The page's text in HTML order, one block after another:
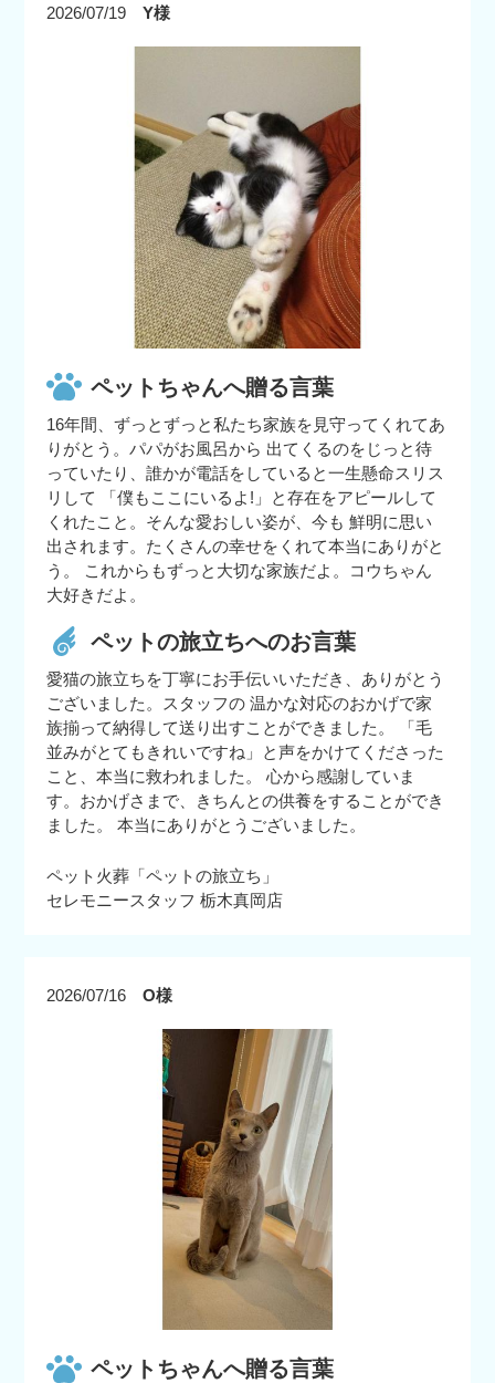
2026/07/19 Y様
ペットちゃんへ贈る言葉
16年間、ずっとずっと私たち家族を見守ってくれてあ
りがとう。パパがお風呂から 出てくるのをじっと待
っていたり、誰かが電話をしていると一生懸命スリス
リして 「僕もここにいるよ!」と存在をアピールして
くれたこと。そんな愛おしい姿が、今も 鮮明に思い
出されます。たくさんの幸せをくれて本当にありがと
う。 これからもずっと大切な家族だよ。コウちゃん
大好きだよ。
ペットの旅立ちへのお言葉
愛猫の旅立ちを丁寧にお手伝いいただき、ありがとう
ございました。スタッフの 温かな対応のおかげで家
族揃って納得して送り出すことができました。 「毛
並みがとてもきれいですね」と声をかけてくださった
こと、本当に救われました。 心から感謝していま
す。おかげさまで、きちんとの供養をすることができ
ました。 本当にありがとうございました。
ペット火葬「ペットの旅立ち」
セレモニースタッフ 栃木真岡店
2026/07/16 O様
ペットちゃんへ贈る言葉